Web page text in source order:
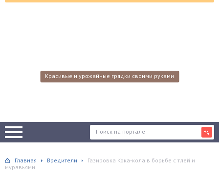
Красивые и урожайные грядки своими руками
Главная Вредители
Газировка Кока-кола в борьбе с тлей и
муравьями